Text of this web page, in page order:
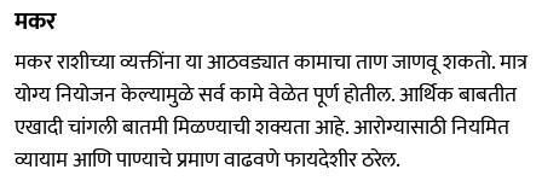
मकर
मकर राशीच्या व्यक्तींना या आठवड्यात कामाचा ताण जाणवू शकतो. मात्र
योग्य नियोजन केल्यामुळे सर्व कामे वेळेत पूर्ण होतील. आर्थिक बाबतीत
एखादी चांगली बातमी मिळण्याची शक्यता आहे. आरोग्यासाठी नियमित
व्यायाम आणि पाण्याचे प्रमाण वाढवणे फायदेशीर ठरेल.